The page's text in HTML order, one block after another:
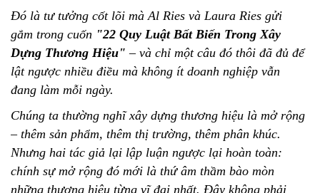
Đó là tư tưởng cốt lõi mà Al Ries và Laura Ries gửi
gắm trong cuốn "22 Quy Luật Bất Biến Trong Xây
Dựng Thương Hiệu" – và chỉ một câu đó thôi đã đủ để
lật ngược nhiều điều mà không ít doanh nghiệp vẫn
đang làm mỗi ngày.
Chúng ta thường nghĩ xây dựng thương hiệu là mở rộng
– thêm sản phẩm, thêm thị trường, thêm phân khúc.
Nhưng hai tác giả lại lập luận ngược lại hoàn toàn:
chính sự mở rộng đó mới là thứ âm thầm bào mòn
những thương hiệu từng vĩ đại nhất. Đây không phải